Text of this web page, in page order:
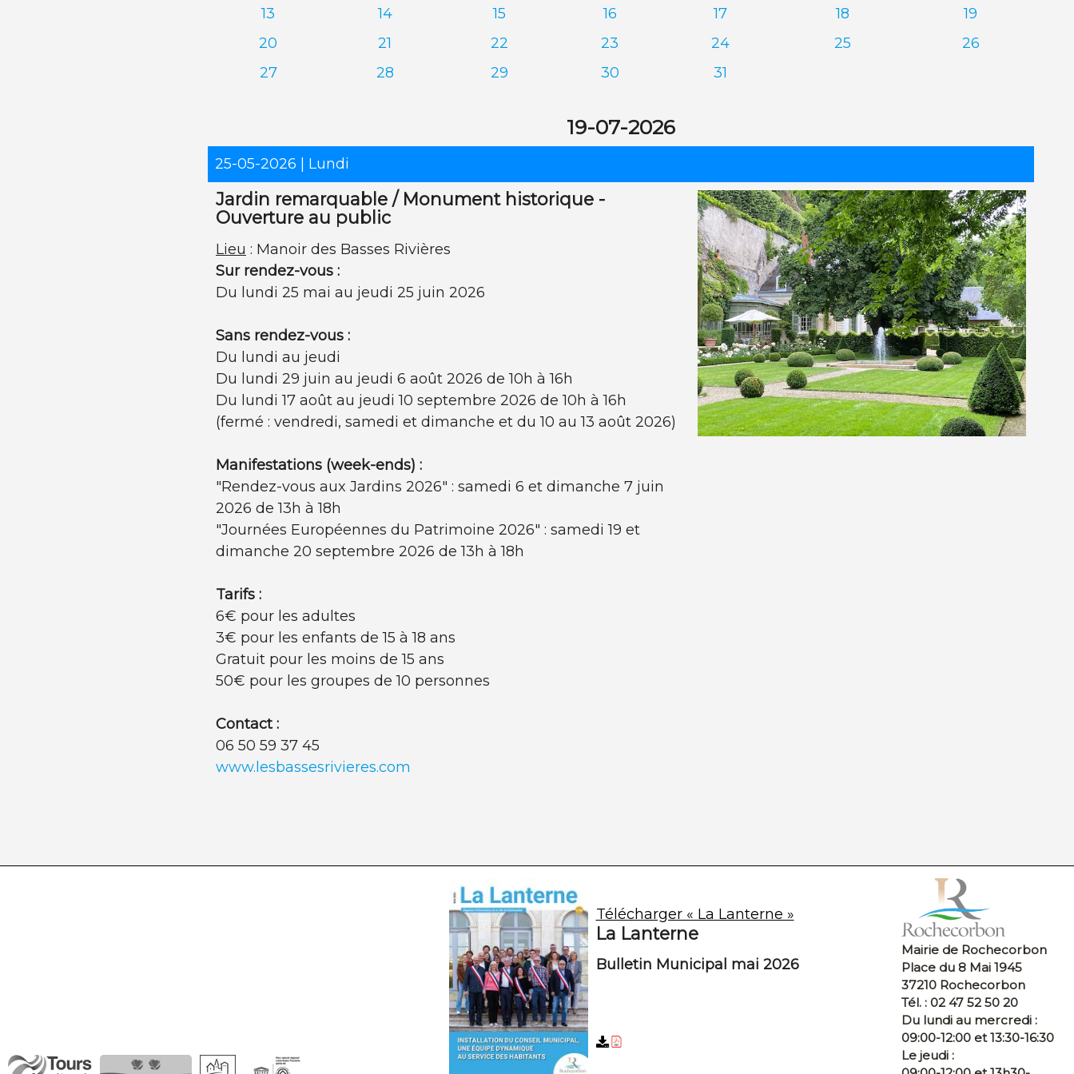
13
14 15 16 17 18
19
20
21 22 23 24 25
26
27
28 29 30 31
19-07-2026
25-05-2026 | Lundi
Jardin remarquable / Monument historique -
Ouverture au public
Lieu : Manoir des Basses Rivières
Sur rendez-vous :
Du lundi 25 mai au jeudi 25 juin 2026
Sans rendez-vous :
Du lundi au jeudi
Du lundi 29 juin au jeudi 6 août 2026 de 10h à 16h
Du lundi 17 août au jeudi 10 septembre 2026 de 10h à 16h
(fermé : vendredi, samedi et dimanche et du 10 au 13 août 2026)
Manifestations (week-ends) :
"Rendez-vous aux Jardins 2026" : samedi 6 et dimanche 7 juin
2026 de 13h à 18h
"Journées Européennes du Patrimoine 2026" : samedi 19 et
dimanche 20 septembre 2026 de 13h à 18h
Tarifs :
6€ pour les adultes
3€ pour les enfants de 15 à 18 ans
Gratuit pour les moins de 15 ans
50€ pour les groupes de 10 personnes
Contact :
06 50 59 37 45
www.lesbassesrivieres.com
Télécharger « La Lanterne »
La Lanterne
Bulletin Municipal mai 2026
Mairie de Rochecorbon
Place du 8 Mai 1945
37210 Rochecorbon
Tél. : 02 47 52 50 20
Du lundi au mercredi :
09:00-12:00 et 13:30-16:30
Le jeudi :